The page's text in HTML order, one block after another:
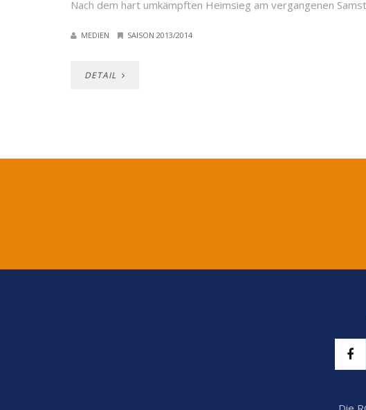
Nach dem hart umkämpften Heimsieg am vergangenen
MEDIEN SAISON 2013/2014
DETAIL